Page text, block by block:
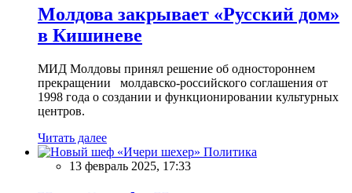
Молдова закрывает «Русский дом»
в Кишиневе
МИД Молдовы принял решение об одностороннем
прекращении молдавско-российского соглашения от
1998 года о создании и функционировании культурных
центров.
Читать далее
Политика
13 февраль 2025, 17:33